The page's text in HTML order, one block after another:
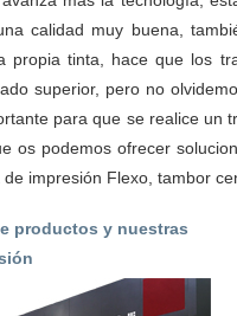
calidad muy buena,
propia tinta, hace que los
superior, pero no
para que se realice un
os podemos ofrecer
impresión Flexo, tambor
productos y nuestras